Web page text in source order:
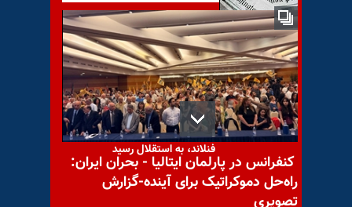
واشنگتن پست، نخستین شماره
خود را منتشر کرد
فنلاند، به استقلال رسید
کنفرانس در پارلمان ایتالیا - بحران ایران:
راه‌حل دموکراتیک برای آینده-گزارش
تصویری